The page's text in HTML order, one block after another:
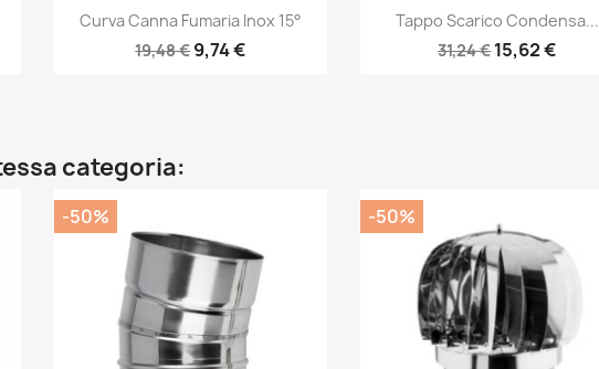
Anteprima
Curva Canna Fumaria Inox 15°
19,48 €9,74 €
Anteprima
Tappo Scarico Condensa...
31,24 €15,62 €
categoria:
-50% -50%